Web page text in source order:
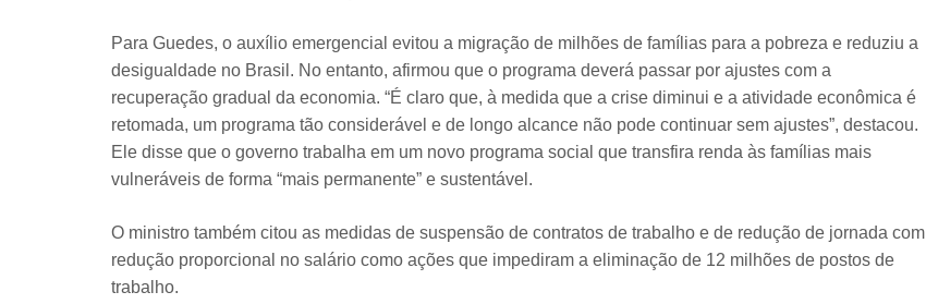
Para Guedes, o auxílio emergencial evitou a migração de milhões de famílias para a pobreza e reduziu a
desigualdade no Brasil. No entanto, afirmou que o programa deverá passar por ajustes com a
recuperação gradual da economia. “É claro que, à medida que a crise diminui e a atividade econômica é
retomada, um programa tão considerável e de longo alcance não pode continuar sem ajustes”, destacou.
Ele disse que o governo trabalha em um novo programa social que transfira renda às famílias mais
vulneráveis de forma “mais permanente” e sustentável.
O ministro também citou as medidas de suspensão de contratos de trabalho e de redução de jornada com
redução proporcional no salário como ações que impediram a eliminação de 12 milhões de postos de
trabalho.